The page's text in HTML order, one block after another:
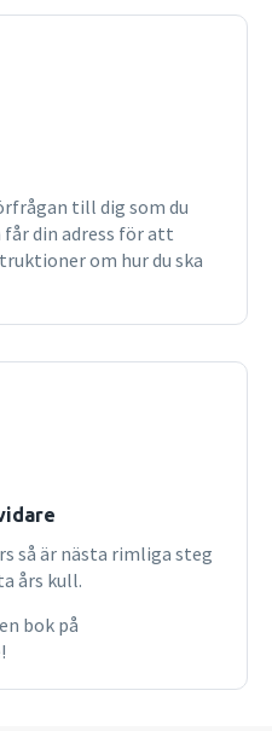
till dig som du
din adress för att
om hur du ska
så är nästa rimliga steg
års kull.
bok på